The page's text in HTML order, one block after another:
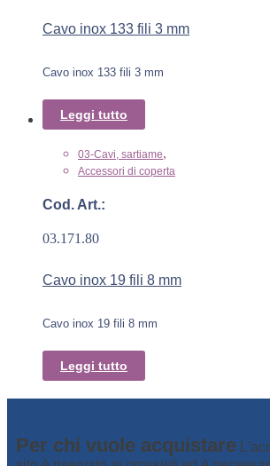
Cavo inox 133 fili 3 mm
Cavo inox 133 fili 3 mm
Leggi tutto
03-Cavi, sartiame,
Accessori di coperta
Cod. Art.:
03.171.80
Cavo inox 19 fili 8 mm
Cavo inox 19 fili 8 mm
Leggi tutto
Per chi vuole acquistare